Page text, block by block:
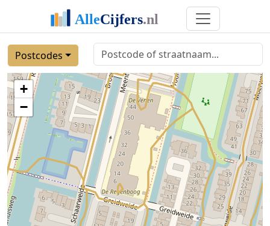
Postcodes
+
−